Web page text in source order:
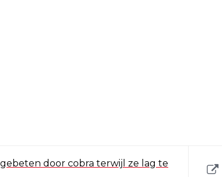
door cobra terwijl ze lag te